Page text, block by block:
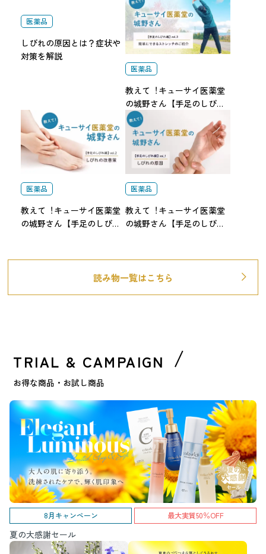
医薬品
しびれの原因とは？症状や
対策を解説
医薬品
教えて︕キューサイ医薬堂
の城野さん【手足のしびれ
編】vol.3 簡単にできるスト
レッチのご紹介
医薬品
教えて︕キューサイ医薬堂
の城野さん【手足のしびれ
医薬品
教えて︕キューサイ医薬堂
の城野さん【手足のしびれ
読み物一覧はこちら
TRIAL & CAMPAIGN
お得な商品・お試し商品
8月キャンペーン 最大実質50％OFF
夏の大感謝セール